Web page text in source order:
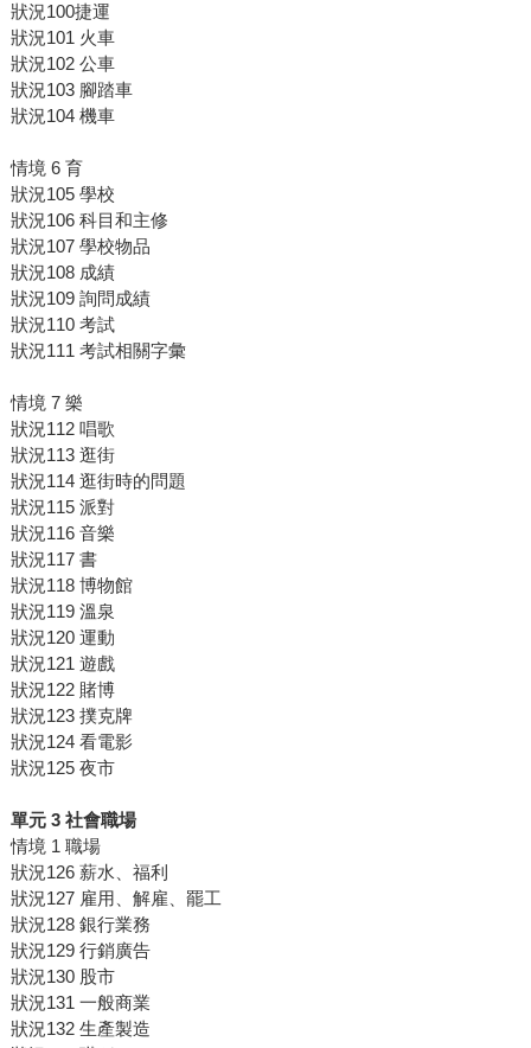
狀況100捷運
狀況101 火車
狀況102 公車
狀況103 腳踏車
狀況104 機車
情境 6 育
狀況105 學校
狀況106 科目和主修
狀況107 學校物品
狀況108 成績
狀況109 詢問成績
狀況110 考試
狀況111 考試相關字彙
情境 7 樂
狀況112 唱歌
狀況113 逛街
狀況114 逛街時的問題
狀況115 派對
狀況116 音樂
狀況117 書
狀況118 博物館
狀況119 溫泉
狀況120 運動
狀況121 遊戲
狀況122 賭博
狀況123 撲克牌
狀況124 看電影
狀況125 夜市
單元 3 社會職場
情境 1 職場
狀況126 薪水、福利
狀況127 雇用、解雇、罷工
狀況128 銀行業務
狀況129 行銷廣告
狀況130 股市
狀況131 一般商業
狀況132 生產製造